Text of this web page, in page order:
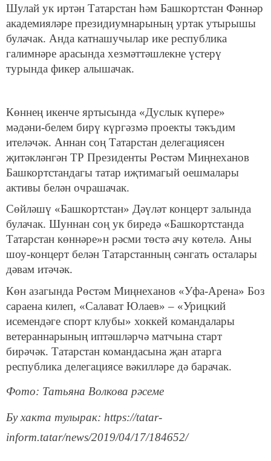
Шулай ук иртән Татарстан һәм Башкортстан Фәннәр
академияләре президиумнарының уртак утырышы
булачак. Анда катнашучылар ике республика
галимнәре арасында хезмәттәшлекне үстерү
турында фикер алышачак.
Көннең икенче яртысында «Дуслык күпере»
мәдәни-белем бирү күргәзмә проекты тәкъдим
ителәчәк. Аннан соң Татарстан делегациясен
җитәкләнгән ТР Президенты Рөстәм Миңнеханов
Башкортстандагы татар иҗтимагый оешмалары
активы белән очрашачак.
Сөйләшү «Башкортстан» Дәүләт концерт залында
булачак. Шуннан соң ук биредә «Башкортстанда
Татарстан көннәре»н рәсми төстә ачу көтелә. Аны
шоу-концерт белән Татарстанның сәнгать осталары
дәвам итәчәк.
Көн азагында Рөстәм Миңнеханов «Уфа-Арена» Боз
сараена килеп, «Салават Юлаев» – «Урицкий
исемендәге спорт клубы» хоккей командалары
ветераннарының иптәшләрчә матчына старт
бирәчәк. Татарстан командасына җан атарга
республика делегациясе вәкилләре дә барачак.
Фото: Татьяна Волкова рәсеме
Бу хакта тулырак: https://tatar-
inform.tatar/news/2019/04/17/184652/